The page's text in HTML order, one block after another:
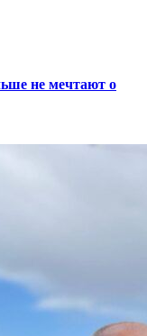
не мечтают о